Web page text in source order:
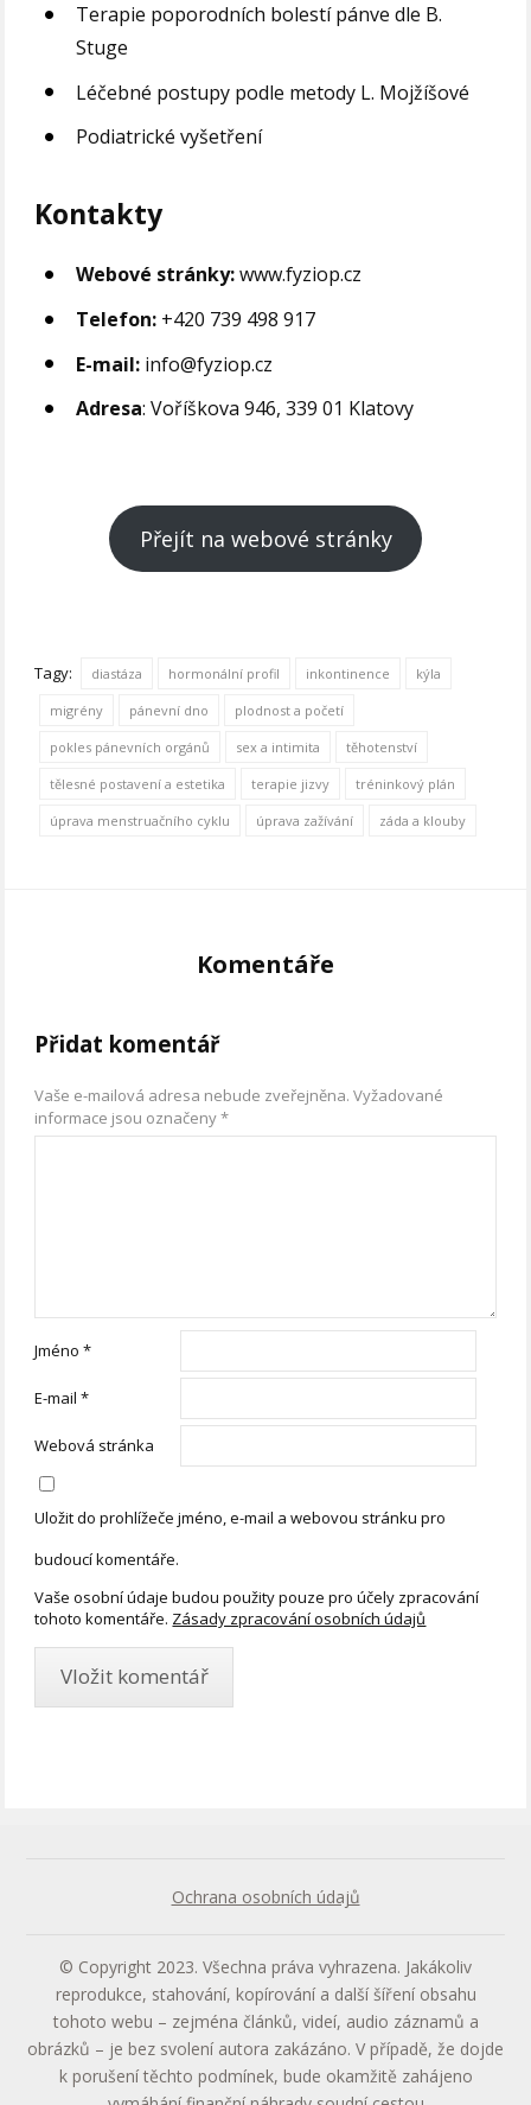
Terapie poporodních bolestí pánve dle B.
Stuge
Léčebné postupy podle metody L. Mojžíšové
Podiatrické vyšetření
Kontakty
Webové stránky:www.fyziop.cz
Telefon: +420 739 498 917
E-mail: info@fyziop.cz
Adresa: Voříškova 946, 339 01 Klatovy
Přejít na webové stránky
Tagy: diastáza hormonální profil inkontinence kýla
migrény pánevní dno plodnost a početí
pokles pánevních orgánů sex a intimita těhotenství
tělesné postavení a estetika terapie jizvy tréninkový plán
úprava menstruačního cyklu úprava zažívání záda a klouby
Komentáře
Přidat komentář
Vaše e-mailová adresa nebude zveřejněna. Vyžadované
informace jsou označeny*
Jméno*
E-mail*
Webová stránka
Uložit do prohlížeče jméno, e-mail a webovou stránku pro
budoucí komentáře.
Vaše osobní údaje budou použity pouze pro účely zpracování
tohoto komentáře. Zásady zpracování osobních údajů
Ochrana osobních údajů
© Copyright 2023. Všechna práva vyhrazena. Jakákoliv
reprodukce, stahování, kopírování a další šíření obsahu
tohoto webu – zejména článků, videí, audio záznamů a
obrázků – je bez svolení autora zakázáno. V případě, že dojde
k porušení těchto podmínek, bude okamžitě zahájeno